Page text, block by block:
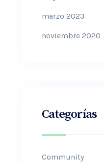
marzo 2023
noviembre 2020
Categorías
Community